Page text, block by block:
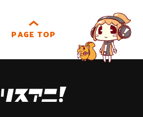
PAGE TOP